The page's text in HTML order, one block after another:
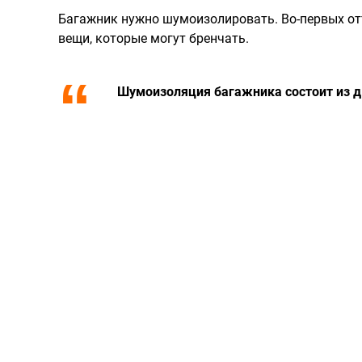
Багажник нужно шумоизолировать. Во-первых
вещи, которые могут бренчать.
Шумоизоляция багажника состоит из